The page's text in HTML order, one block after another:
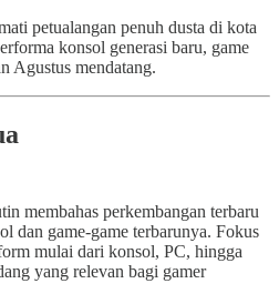
petualangan penuh dusta di kota
konsol generasi baru, game
Agustus mendatang.
membahas perkembangan terbaru
dan game-game terbarunya. Fokus
mulai dari konsol, PC, hingga
yang relevan bagi gamer